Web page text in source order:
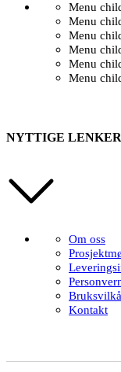
Menu
Menu
Menu
Menu
Menu
Menu
NYTTIGE LENKER
Om oss
Kontakt